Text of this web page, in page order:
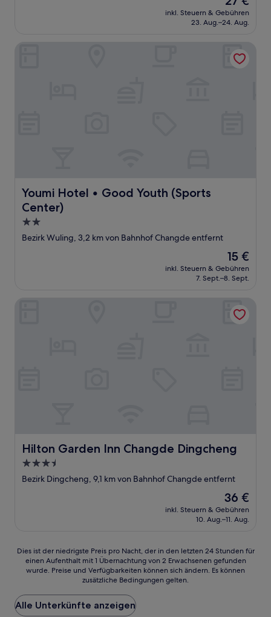
Preis
beträgt
inkl. Steuern & Gebühren
23. Aug.–24. Aug.
Youmi Hotel • Good Youth (Sports
Center)
Youmi Hotel • Good Youth (Sports Center)
2.0-
Sterne-
Bezirk Wuling, 3,2 km von Bahnhof Changde entfernt
Der
Preis
beträgt
15 €
inkl. Steuern & Gebühren
7. Sept.–8. Sept.
Hilton Garden Inn Changde Dingcheng
Hilton Garden Inn Changde Dingcheng
3.5-
Sterne-
Bezirk Dingcheng, 9,1 km von Bahnhof Changde entfernt
Der
Preis
beträgt
36 €
inkl. Steuern & Gebühren
10. Aug.–11. Aug.
Dies
der
Preis
pro
Dies ist der niedrigste Preis pro Nacht, der in den letzten 24 Stunden für
einen Aufenthalt mit 1 Übernachtung von 2 Erwachsenen gefunden
wurde. Preise und Verfügbarkeiten können sich ändern. Es können
zusätzliche Bedingungen gelten.
Alle Unterkünfte anzeigen